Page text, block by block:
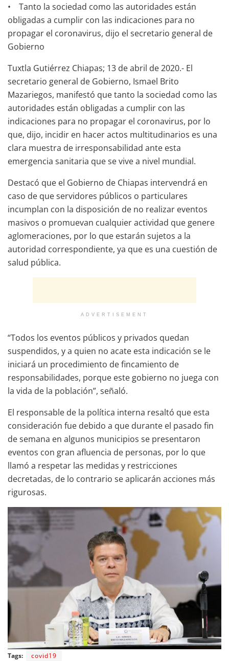
• Tanto la sociedad como las autoridades están
obligadas a cumplir con las indicaciones para no
propagar el coronavirus, dijo el secretario general de
Gobierno
Tuxtla Gutiérrez Chiapas; 13 de abril de 2020.- El
secretario general de Gobierno, Ismael Brito
Mazariegos, manifestó que tanto la sociedad como las
autoridades están obligadas a cumplir con las
indicaciones para no propagar el coronavirus, por lo
que, dijo, incidir en hacer actos multitudinarios es una
clara muestra de irresponsabilidad ante esta
emergencia sanitaria que se vive a nivel mundial.
Destacó que el Gobierno de Chiapas intervendrá en
caso de que servidores públicos o particulares
incumplan con la disposición de no realizar eventos
masivos o promuevan cualquier actividad que genere
aglomeraciones, por lo que estarán sujetos a la
autoridad correspondiente, ya que es una cuestión de
salud pública.
ADVERTISEMENT
“Todos los eventos públicos y privados quedan
suspendidos, y a quien no acate esta indicación se le
iniciará un procedimiento de fincamiento de
responsabilidades, porque este gobierno no juega con
la vida de la población”, señaló.
El responsable de la política interna resaltó que esta
consideración fue debido a que durante el pasado fin
de semana en algunos municipios se presentaron
eventos con gran afluencia de personas, por lo que
llamó a respetar las medidas y restricciones
decretadas, de lo contrario se aplicarán acciones más
rigurosas.
Tags: covid19